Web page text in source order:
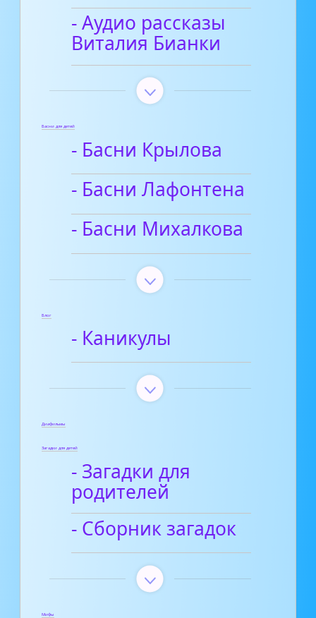
- Аудио рассказы
Виталия Бианки
Басни для детей
- Басни Крылова
- Басни Лафонтена
- Басни Михалкова
Блог
- Каникулы
Диафильмы
Загадки для детей
- Загадки для
родителей
- Сборник загадок
Мифы